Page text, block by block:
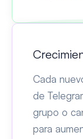
Cada
de
grupo o
para